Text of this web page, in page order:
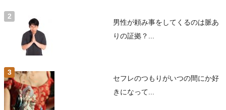
男性が頼み事をしてくるのは脈あ
りの証拠？...
セフレのつもりがいつの間にか好
きになって...